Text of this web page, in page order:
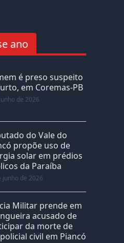
ano
é preso suspeito
em Coremas-PB
de 2026
do Vale do
propõe uso de
solar em prédios
da Paraíba
junho de 2026
Militar prende em
acusado de
da morte de
civil em Piancó